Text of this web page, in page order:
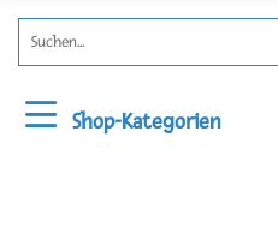
Shop-Kategorien